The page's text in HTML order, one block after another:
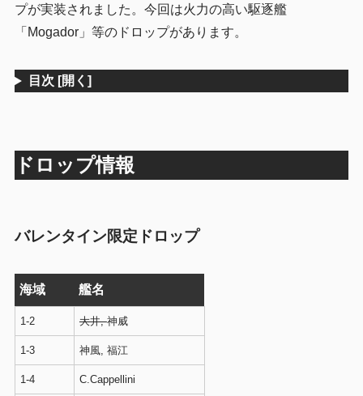
プが実装されました。今回は火力の高い駆逐艦
「Mogador」等のドロップがあります。
目次 [開く]
ドロップ情報
バレンタイン限定ドロップ
海域 艦名
1-2 大井,神威
1-3 神風, 福江
1-4 C.Cappellini
「C.Cappellini」「山汐丸」他
2.4 ２－１「Mogador」「春雨」